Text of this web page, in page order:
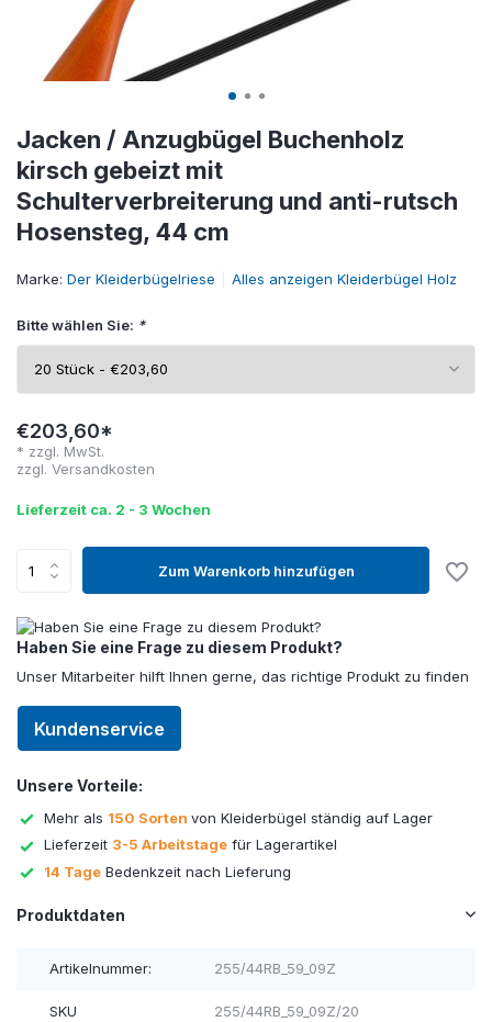
Jacken / Anzugbügel Buchenholz
kirsch gebeizt mit
Schulterverbreiterung und anti-rutsch
Hosensteg, 44 cm
Marke: Der Kleiderbügelriese Alles anzeigen Kleiderbügel Holz
Bitte wählen Sie: *
€203,60*
* zzgl. MwSt.
zzgl. Versandkosten
Lieferzeit ca. 2 - 3 Wochen
Zum Warenkorb hinzufügen
Haben Sie eine Frage zu diesem Produkt?
Unser Mitarbeiter hilft Ihnen gerne, das richtige Produkt zu finden
Kundenservice
Unsere Vorteile:
Mehr als 150 Sorten von Kleiderbügel ständig auf Lager
Lieferzeit 3-5 Arbeitstage für Lagerartikel
14 Tage Bedenkzeit nach Lieferung
Produktdaten
Artikelnummer: 255/44RB_59_09Z
SKU 255/44RB_59_09Z/20